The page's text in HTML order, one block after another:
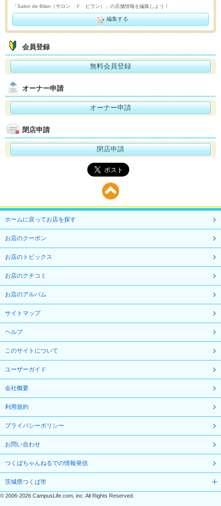
「Salon de Bilan（サロン ド ビラン）」の店舗情報を編集しよう！
編集する
会員登録
無料会員登録
オーナー申請
オーナー申請
閉店申請
閉店申請
ホームに戻ってお店を探す
お店のクーポン
お店のトピックス
お店のクチコミ
お店のアルバム
サイトマップ
ヘルプ
このサイトについて
ユーザーガイド
会社概要
利用規約
プライバシーポリシー
お問い合わせ
つくばちゃんねるでの情報発信
茨城県つくば市
© 2006-2026 CampusLife.com, inc. All Rights Reserved